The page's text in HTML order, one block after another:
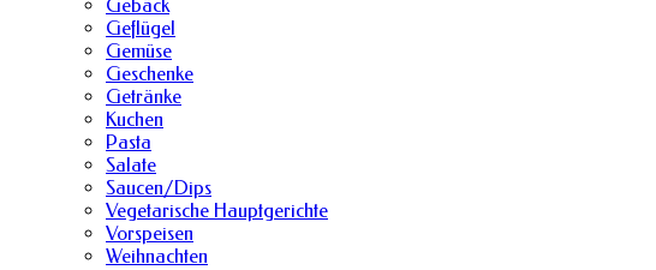
Gebäck
Geflügel
Gemüse
Geschenke
Getränke
Kuchen
Pasta
Salate
Saucen/Dips
Vegetarische Hauptgerichte
Vorspeisen
Weihnachten